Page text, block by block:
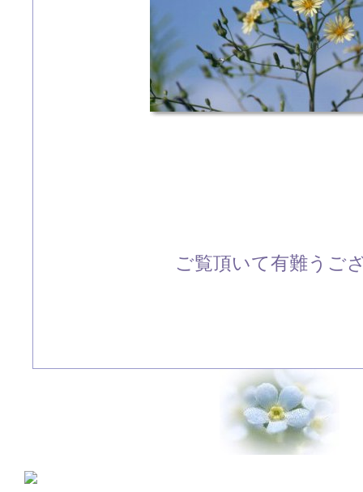
ご覧頂いて有難うご